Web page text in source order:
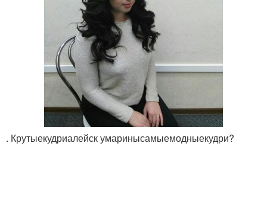
. Крутыекудриалейск умаринысамыемодныекудри?